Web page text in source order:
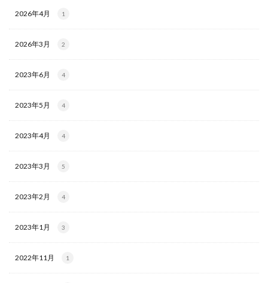
2026年4月 1
2026年3月 2
2023年6月 4
2023年5月 4
2023年4月 4
2023年3月 5
2023年2月 4
2023年1月 3
2022年11月 1